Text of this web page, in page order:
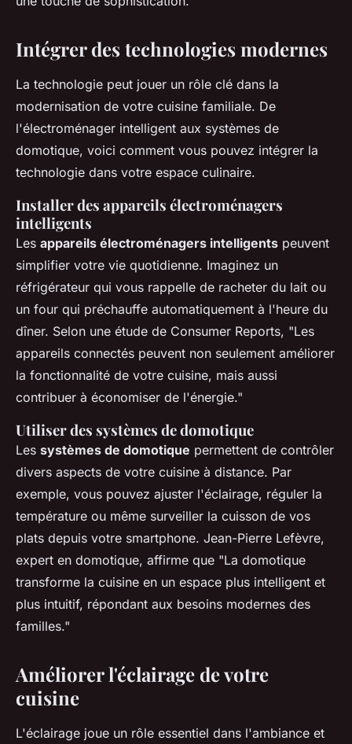
Intégrer des technologies modernes
La technologie peut jouer un rôle clé dans la
modernisation de votre cuisine familiale. De
l'électroménager intelligent aux systèmes de
domotique, voici comment vous pouvez intégrer la
technologie dans votre espace culinaire.
Installer des appareils électroménagers
intelligents
Les appareils électroménagers intelligents peuvent
simplifier votre vie quotidienne. Imaginez un
réfrigérateur qui vous rappelle de racheter du lait ou
un four qui préchauffe automatiquement à l'heure du
dîner. Selon une étude de Consumer Reports, "Les
appareils connectés peuvent non seulement améliorer
la fonctionnalité de votre cuisine, mais aussi
contribuer à économiser de l'énergie."
Utiliser des systèmes de domotique
Les systèmes de domotique permettent de contrôler
divers aspects de votre cuisine à distance. Par
exemple, vous pouvez ajuster l'éclairage, réguler la
température ou même surveiller la cuisson de vos
plats depuis votre smartphone. Jean-Pierre Lefèvre,
expert en domotique, affirme que "La domotique
transforme la cuisine en un espace plus intelligent et
plus intuitif, répondant aux besoins modernes des
familles."
Améliorer l'éclairage de votre
cuisine
L'éclairage joue un rôle essentiel dans l'ambiance et